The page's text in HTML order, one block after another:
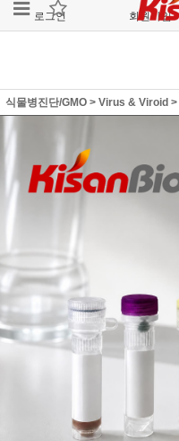
로그인 회원가입
식물병진단/GMO > Virus & Viroid >